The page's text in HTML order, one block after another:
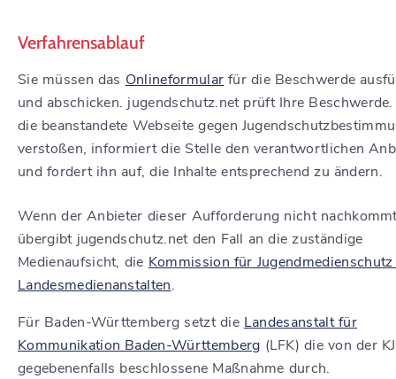
Verfahrensablauf
Sie müssen das Onlineformular für die Beschwerde
und abschicken. jugendschutz.net prüft Ihre
die beanstandete Webseite gegen
verstoßen, informiert die Stelle den verantwortlichen
und fordert ihn auf, die Inhalte entsprechend zu ändern.
Wenn der Anbieter dieser Aufforderung nicht
übergibt jugendschutz.net den Fall an die zuständige
Medienaufsicht, die Kommission für
Landesmedienanstalten.
Für Baden-Württemberg setzt die Landesanstalt für
Kommunikation Baden-Württemberg (LFK) die von der
gegebenenfalls beschlossene Maßnahme durch.